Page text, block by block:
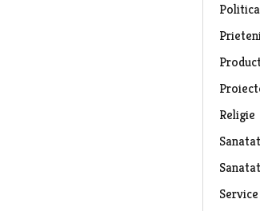
Religie